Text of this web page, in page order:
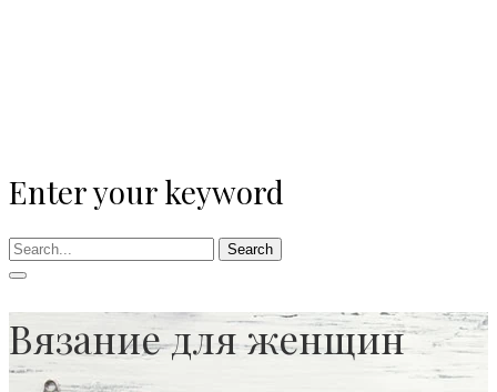
Enter your keyword
Search
Вязание для женщин